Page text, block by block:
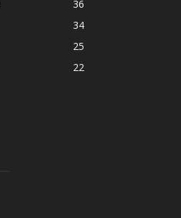
36
34
25
22